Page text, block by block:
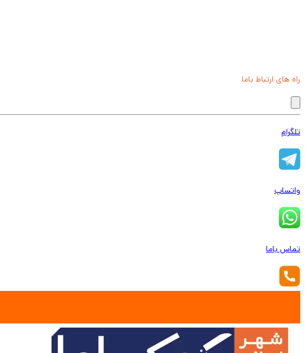
راه های ارتباط باما
تلگرام
واتساپ
تماس باما